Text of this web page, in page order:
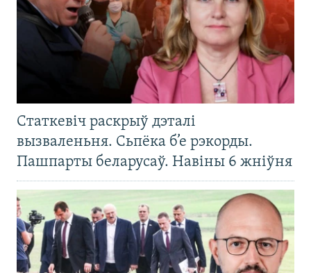
Статкевіч раскрыў дэталі
вызваленьня. Сьпёка б’е рэкорды.
Пашпарты беларусаў. Навіны 6 жніўня